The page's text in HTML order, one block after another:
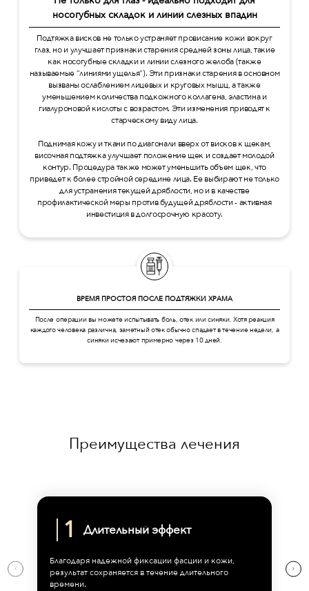
носогубных складок и линий слезных впадин
Подтяжка висков не только устраняет провисание кожи вокруг
глаз, но и улучшает признаки старения средней зоны лица, такие
как носогубные складки и линии слезного желоба (также
называемые “линиями ущелья”). Эти признаки старения в основном
вызваны ослаблением лицевых и круговых мышц, а также
уменьшением количества подкожного коллагена, эластина и
гиалуроновой кислоты с возрастом. Эти изменения приводят к
старческому виду лица.
Поднимая кожу и ткани по диагонали вверх от висков к щекам,
височная подтяжка улучшает положение щек и создает молодой
контур. Процедура также может уменьшить объем щек, что
приведет к более стройной середине лица. Ее выбирают не только
для устранения текущей дряблости, но и в качестве
профилактической меры против будущей дряблости - активная
инвестиция в долгосрочную красоту.
ВРЕМЯ ПРОСТОЯ ПОСЛЕ ПОДТЯЖКИ ХРАМА
После операции вы можете испытывать боль, отек или синяки. Хотя реакция
каждого человека различна, заметный отек обычно спадает в течение недели, а
синяки исчезают примерно через 10 дней.
Преимущества лечения
Длительный эффект
Благодаря надежной фиксации фасции и кожи,
результат сохраняется в течение длительного
времени.